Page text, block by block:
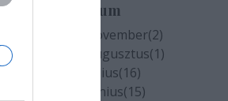
Archívum
2020 november(2)
2020 augusztus(1)
2020 július(16)
2020 június(15)